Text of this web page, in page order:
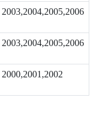
2003,2004,2005,2006
2003,2004,2005,2006
2000,2001,2002